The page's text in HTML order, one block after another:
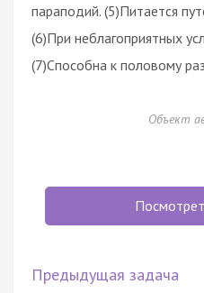
параподий. (5)Питается
(6)При неблагоприятных
(7)Способна к половому
Объект
Предыдущая задача